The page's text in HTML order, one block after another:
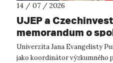
14 / 07 / 2026
UJEP a
memorandum o
podnikatelském
výzkum CESMOD
Univerzita Jana Evangelisty
jako koordinátor výzkumného